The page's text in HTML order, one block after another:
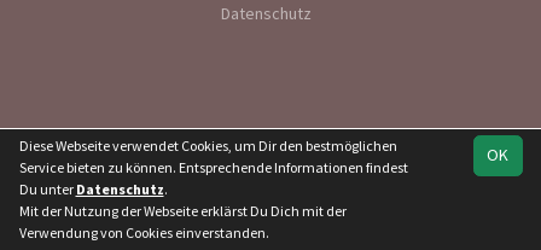
Datenschutz
OK
Diese Webseite verwendet Cookies, um Dir den bestmöglichen
Service bieten zu können. Entsprechende Informationen findest
Du unter Datenschutz.
Mit der Nutzung der Webseite erklärst Du Dich mit der
Verwendung von Cookies einverstanden.